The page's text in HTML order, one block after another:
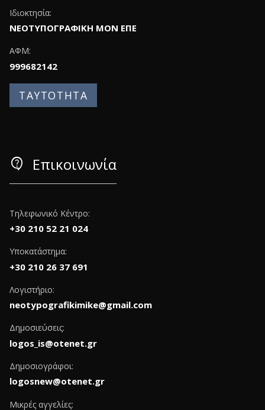
Ιδιοκτησία:
ΝΕΟΤΥΠΟΓΡΑΦΙΚΗ ΜΟΝ ΕΠΕ
ΑΦΜ:
999682142
ΤΑΥΤΟΤΗΤΑ
contact_support Επικοινωνία
Τηλεφωνικό Κέντρο:
+30 210 52 21 024
Υποκατάστημα:
+30 210 26 37 691
Λογιστήριο:
neotypografikimike@gmail.com
Δημοσιεύσεις:
logos_is@otenet.gr
Δημοσιογράφοι:
logosnew@otenet.gr
Μικρές αγγελίες: